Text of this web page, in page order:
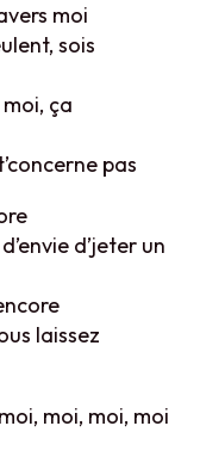
moi
sois
moi, ça
pas
d’jeter un
laissez
moi, moi, moi